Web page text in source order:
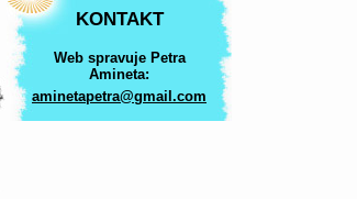
KONTAKT
Web spravuje Petra
Amineta:
aminetapetra@gmail.com